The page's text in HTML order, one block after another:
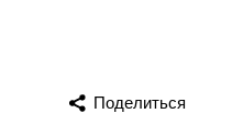
Поделиться